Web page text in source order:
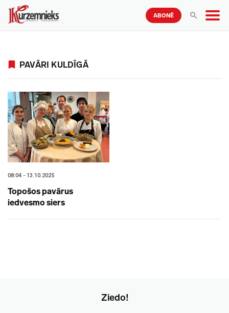
ABONĒ
PAVĀRI KULDĪGĀ
08:04 - 13.10.2025
Topošos pavārus
iedvesmo siers
Ziedo!